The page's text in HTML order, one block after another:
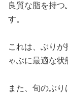
良質な脂を持つ
す。
これは、ぶり
ゃぶに最適な状
また、旬のぶ